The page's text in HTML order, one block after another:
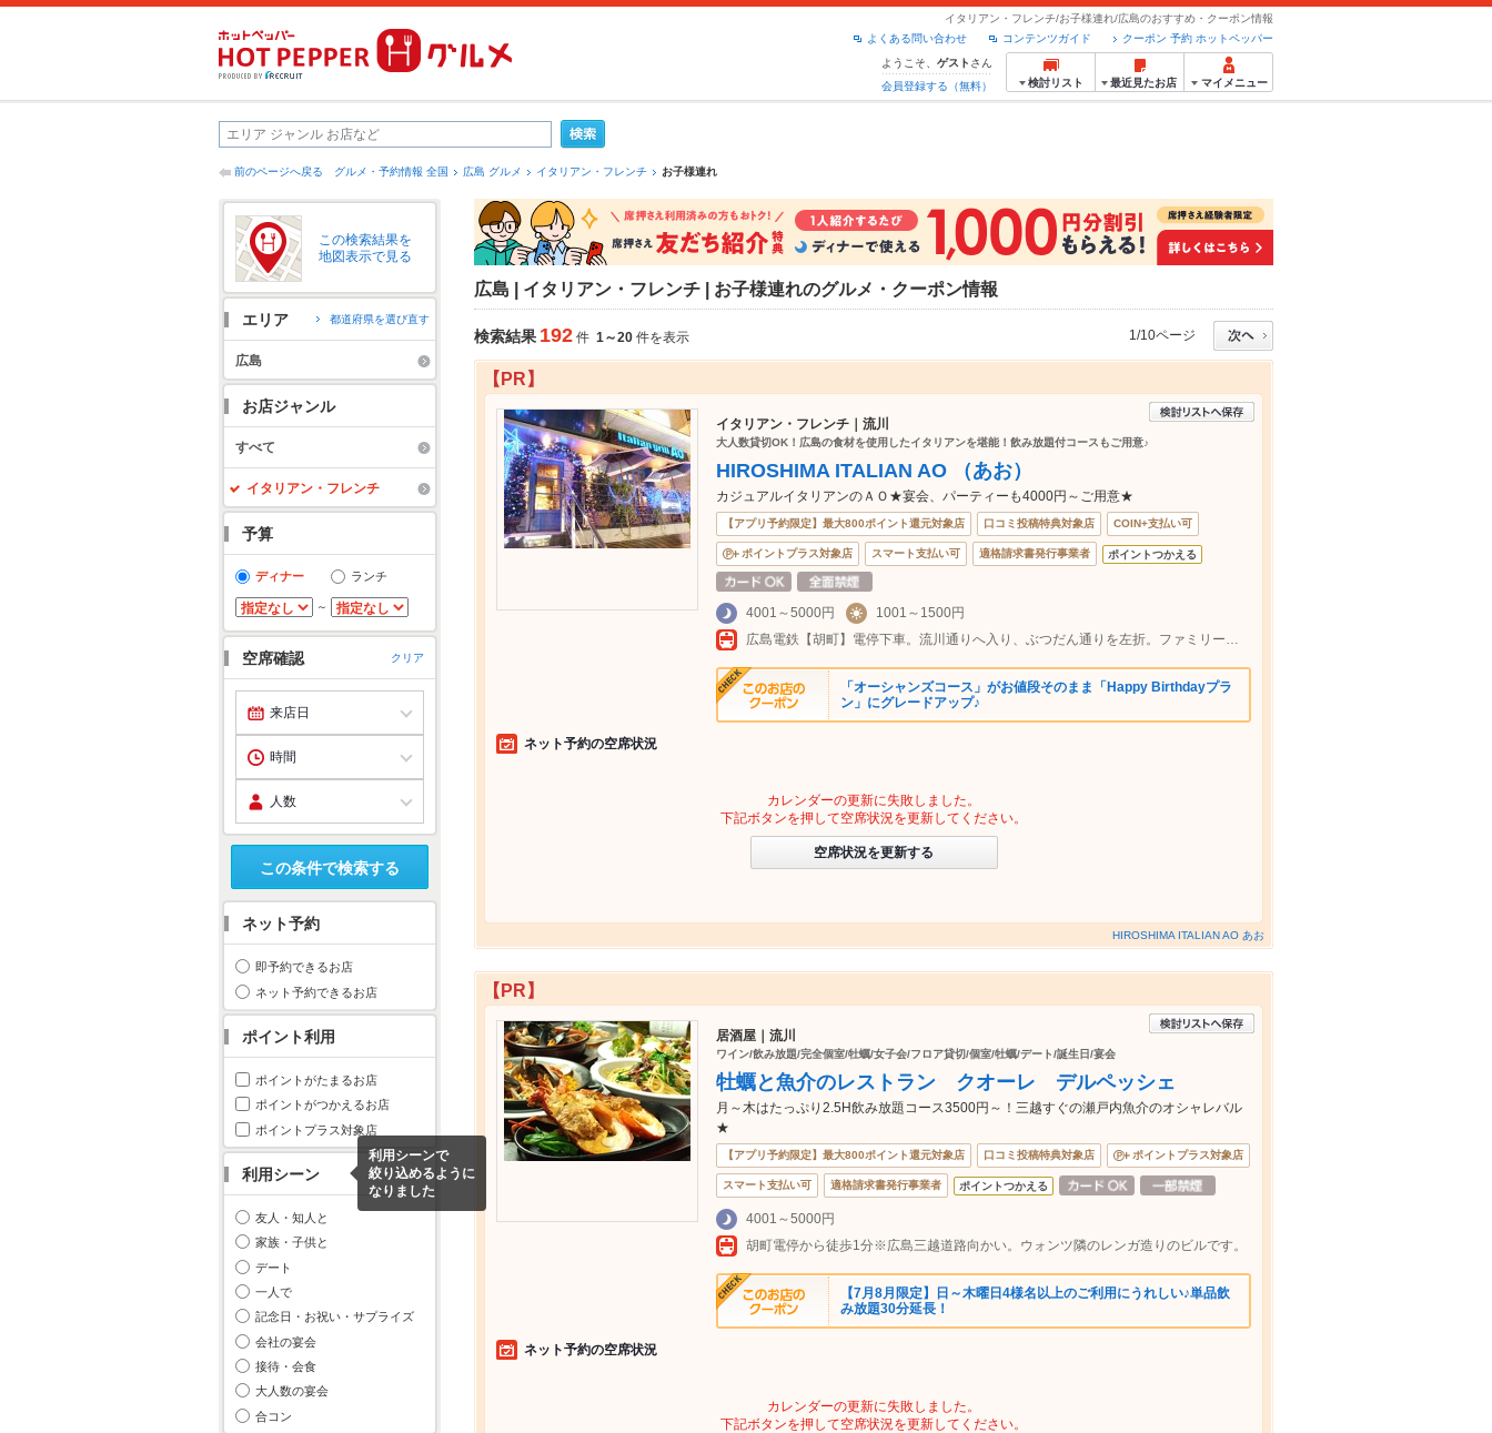
イタリアン・フレンチ/お子様連れ/広島のおすすめ・クーポン情報
クーポン 予約 ホットペッパー
コンテンツガイド
よくある問い合わせ
ようこそ、 ゲスト さん
会員登録する（無料）
検討リスト 最近見たお店 マイメニュー
前のページへ戻る グルメ・予約情報 全国 広島 グルメ イタリアン・フレンチ お子様連れ
この検索結果を
地図表示で見る
エリア 都道府県を選び直す
広島
お店ジャンル
すべて
イタリアン・フレンチ
予算
ディナー ランチ
～
空席確認 クリア
この条件で検索する
ネット予約
即予約できるお店
ネット予約できるお店
ポイント利用
ポイントがたまるお店
ポイントがつかえるお店
ポイントプラス対象店
利用シーン
利用シーンで
絞り込めるように
なりました
友人・知人と
家族・子供と
デート
一人で
記念日・お祝い・サプライズ
会社の宴会
接待・会食
大人数の宴会
合コン
広島 | イタリアン・フレンチ | お子様連れのグルメ・クーポン情報
検索結果 192 件 1～20 件を表示 1/10ページ
【PR】
イタリアン・フレンチ｜流川
大人数貸切OK！広島の食材を使用したイタリアンを堪能！飲み放題付コースもご用意♪
HIROSHIMA ITALIAN AO （あお）
カジュアルイタリアンのＡＯ★宴会、パーティーも4000円～ご用意★
【アプリ予約限定】最大800ポイント還元対象店 口コミ投稿特典対象店 COIN+支払い可
ポイントプラス対象店 スマート支払い可 適格請求書発行事業者 ポイントつかえる
4001～5000円
1001～1500円
広島電鉄【胡町】電停下車。流川通りへ入り、ぶつだん通りを左折。ファミリーマート向かいのビル２Fです♪
「オーシャンズコース」がお値段そのまま「Happy Birthdayプラ
ン」にグレードアップ♪
ネット予約の空席状況
カレンダーの更新に失敗しました。
下記ボタンを押して空席状況を更新してください。
空席状況を更新する
HIROSHIMA ITALIAN AO あお
【PR】
居酒屋｜流川
ワイン/飲み放題/完全個室/牡蠣/女子会/フロア貸切/個室/牡蠣/デート/誕生日/宴会
牡蠣と魚介のレストラン クオーレ デルペッシェ
月～木はたっぷり2.5H飲み放題コース3500円～！三越すぐの瀬戸内魚介のオシャレバル
★
【アプリ予約限定】最大800ポイント還元対象店 口コミ投稿特典対象店 ポイントプラス対象店
スマート支払い可 適格請求書発行事業者 ポイントつかえる
4001～5000円
胡町電停から徒歩1分※広島三越道路向かい。ウォンツ隣のレンガ造りのビルです。
【7月8月限定】日～木曜日4様名以上のご利用にうれしい♪単品飲
み放題30分延長！
ネット予約の空席状況
カレンダーの更新に失敗しました。
下記ボタンを押して空席状況を更新してください。